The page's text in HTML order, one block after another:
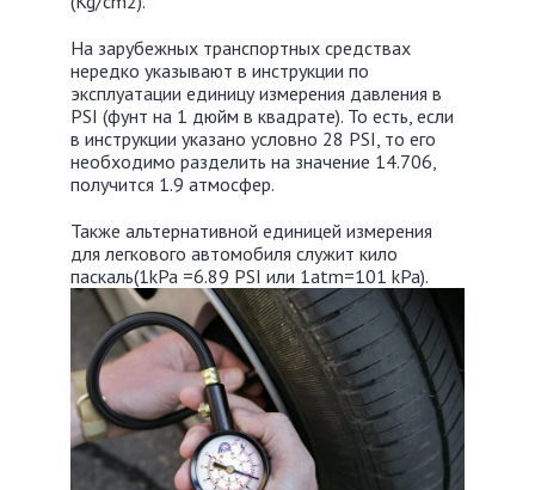
На зарубежных транспортных средствах
нередко указывают в инструкции по
эксплуатации единицу измерения давления в
PSI (фунт на 1 дюйм в квадрате). То есть, если
в инструкции указано условно 28 PSI, то его
необходимо разделить на значение 14.706,
получится 1.9 атмосфер.
Также альтернативной единицей измерения
для легкового автомобиля служит кило
паскаль(1kPa =6.89 PSI или 1atm=101 kPa).